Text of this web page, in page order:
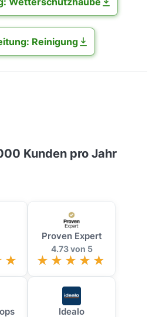
Reinigung
Kunden pro Jahr
Proven Expert
4.73 von 5
Idealo